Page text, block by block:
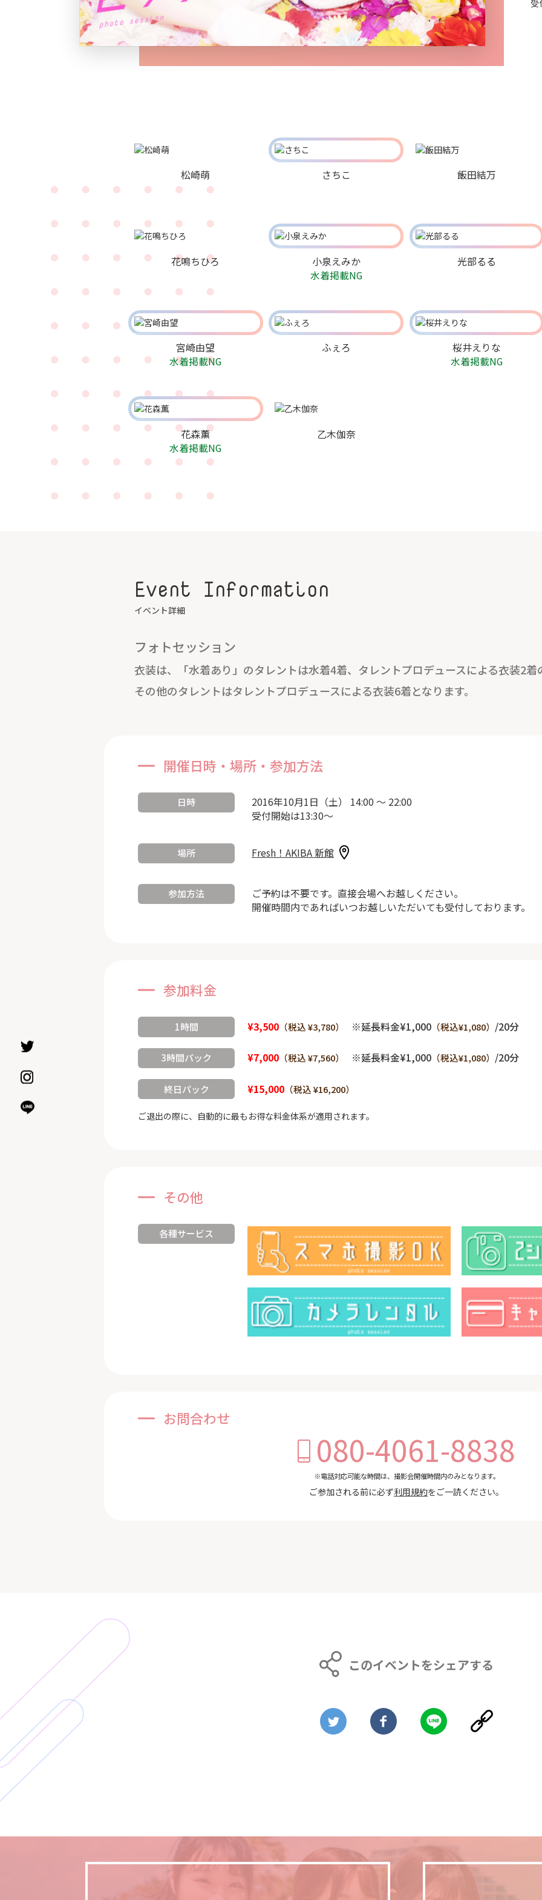
受
松崎萌 さちこ 飯田結万
花鳴ちひろ
小泉えみか
水着掲載NG
光部るる
宮崎由望
水着掲載NG
ふぇろ
桜井えりな
水着掲載NG
花森薫
水着掲載NG
乙木伽奈
Event Information
イベント詳細
フォトセッション
衣装は、「水着あり」のタレントは水着4着、タレントプロデュースによる衣装2着
その他のタレントはタレントプロデュースによる衣装6着となります。
開催日時・場所・参加方法
日時
2016年10月1日（土） 14:00 ～ 22:00
受付開始は13:30～
場所 Fresh！AKIBA 新館
参加方法
ご予約は不要です。直接会場へお越しください。
開催時間内であればいつお越しいただいても受付しております。
参加料金
1時間 ¥3,500 （税込 ¥3,780） ※延長料金¥1,000 （税込¥1,080） /20分
3時間パック ¥7,000 （税込 ¥7,560） ※延長料金¥1,000 （税込¥1,080） /20分
終日パック ¥15,000 （税込 ¥16,200）
ご退出の際に、自動的に最もお得な料金体系が適用されます。
その他
各種サービス
お問合わせ
080-4061-8838
※電話対応可能な時間は、撮影会開催時間内のみとなります。
ご参加される前に必ず利用規約をご一読ください。
このイベントをシェアする